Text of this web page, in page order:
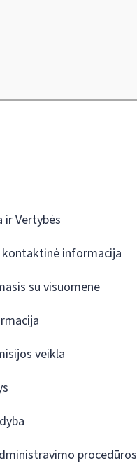
ir Vertybės
informacija
su visuomene
veikla
procedūros